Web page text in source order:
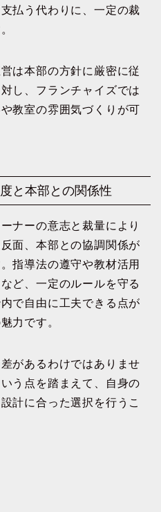
払う代わりに、一定の裁
は本部の方針に厳密に従
し、フランチャイズでは
教室の雰囲気づくりが可
と本部との関係性
ナーの意志と裁量により
面、本部との協調関係が
指導法の遵守や教材活用
ど、一定のルールを守る
で自由に工夫できる点が
力です。
があるわけではありませ
う点を踏まえて、自身の
計に合った選択を行うこ